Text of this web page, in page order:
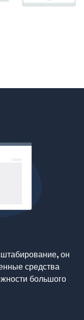
он
средства
большого